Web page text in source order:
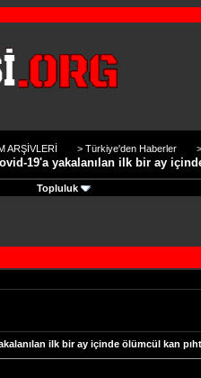
ARŞİVLERİ > Türkiye'den Haberler
19'a yakalanılan ilk bir ay
Topluluk
ilk bir ay içinde ölümcül kan